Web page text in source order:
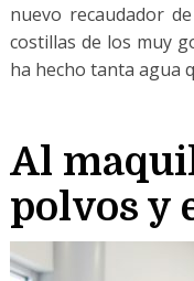
nuevo recaudador
costillas de los muy
ha hecho tanta agua
Al
polvos y